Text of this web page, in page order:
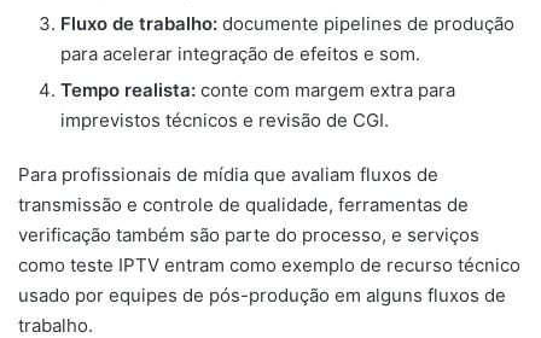
Fluxo de trabalho: documente pipelines de produção
para acelerar integração de efeitos e som.
Tempo realista: conte com margem extra para
imprevistos técnicos e revisão de CGI.
Para profissionais de mídia que avaliam fluxos de
transmissão e controle de qualidade, ferramentas de
verificação também são parte do processo, e serviços
como teste IPTV entram como exemplo de recurso técnico
usado por equipes de pós-produção em alguns fluxos de
trabalho.